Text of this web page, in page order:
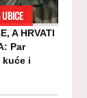
A HRVATI
Par
i